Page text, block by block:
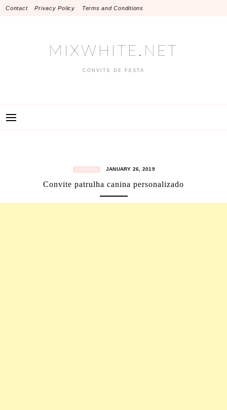
SkipContact Privacy Policy Terms and Conditions
MIXWHITE.NET
CONVITE DE FESTA
CONVITE JANUARY 26, 2019
Convite patrulha canina personalizado